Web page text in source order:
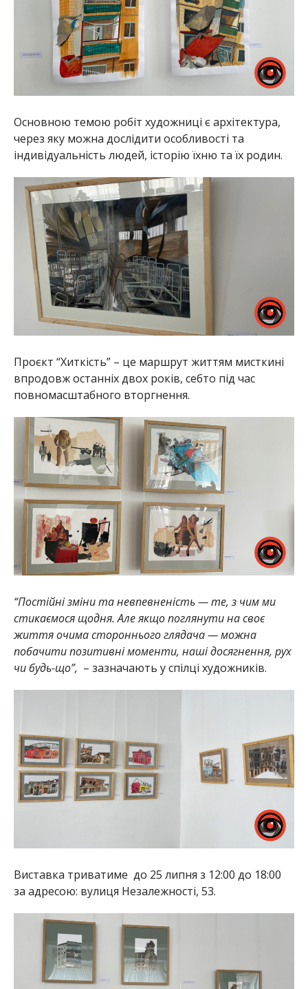
Основною темою робіт художниці є архітектура,
через яку можна дослідити особливості та
індивідуальність людей, історію їхню та їх родин.
Проєкт “Хиткість” – це маршрут життям мисткині
впродовж останніх двох років, себто під час
повномасштабного вторгнення.
“Постійні зміни та невпевненість — те, з чим ми
стикаємося щодня. Але якщо поглянути на своє
життя очима стороннього глядача — можна
побачити позитивні моменти, наші досягнення, рух
чи будь-що”, – зазначають у спілці художників.
Виставка триватиме до 25 липня з 12:00 до 18:00
за адресою: вулиця Незалежності, 53.